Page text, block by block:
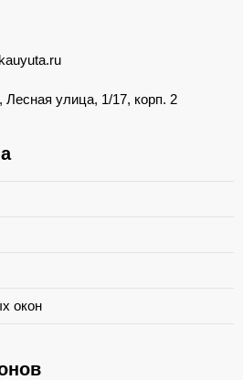
окон
Лесная улица, 1/17, корп. 2